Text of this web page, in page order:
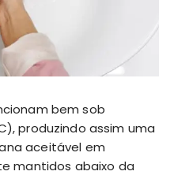
bem sob
produzindo assim uma
aceitável em
mantidos abaixo da